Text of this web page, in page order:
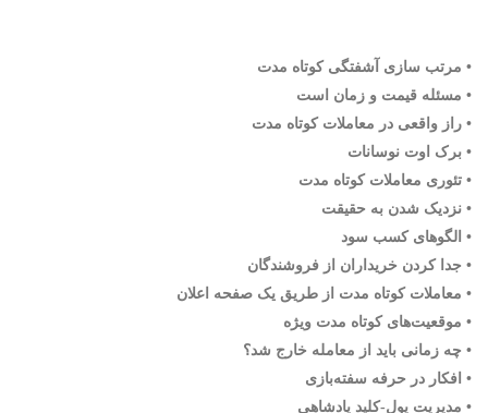
• مرتب سازی آشفتگی کوتاه مدت
• مسئله قیمت و زمان است
• راز واقعی در معاملات کوتاه مدت
• برک اوت نوسانات
• تئوری معاملات کوتاه مدت
• نزدیک شدن به حقیقت
• الگوهای کسب سود
• جدا کردن خریداران از فروشندگان
• معاملات کوتاه مدت از طریق یک صفحه اعلان
• موقعیت‌های کوتاه مدت ویژه
• چه زمانی باید از معامله خارج شد؟
• افکار در حرفه سفته‌بازی
• مدیریت پول-کلید پادشاهی